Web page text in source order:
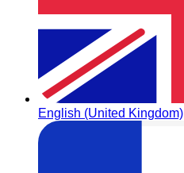
English (United Kingdom)